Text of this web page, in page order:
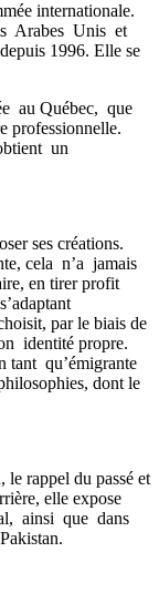
internationale.
Arabes Unis et
1996. Elle se
au Québec, que
professionnelle.
un
ses créations.
cela n’a jamais
en tirer profit
par le biais de
identité propre.
tant qu’émigrante
dont le
le rappel du passé et
elle expose
ainsi que dans